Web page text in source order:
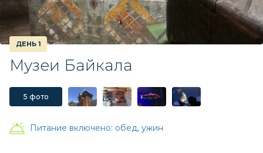
ДЕНЬ 1
Музеи Байкала
5 фото
Питание включено: обед, ужин